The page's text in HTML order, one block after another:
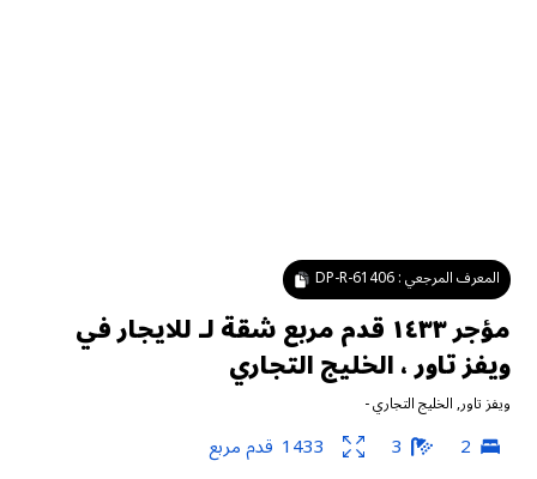
المعرف المرجعي :DP-R-61406
مؤجر ١٤٣٣ قدم مربع شقة لـ للايجار في
ويفز تاور ، الخليج التجاري
ويفز تاور,الخليج التجاري-
2
3
1433 قدم مربع